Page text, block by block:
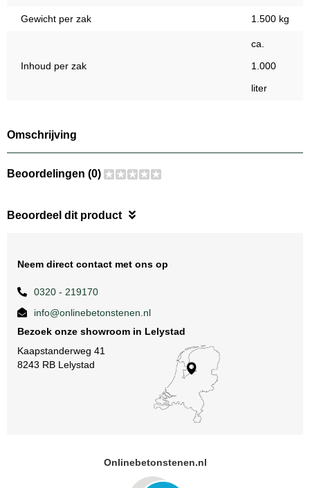
Gewicht per zak 1.500 kg
Inhoud per zak
ca.
1.000
liter
Omschrijving
Beoordelingen (0)
Beoordeel dit product
Neem direct contact met ons op
0320 - 219170
info@onlinebetonstenen.nl
Bezoek onze showroom in Lelystad
Kaapstanderweg 41
8243 RB Lelystad
Onlinebetonstenen.nl